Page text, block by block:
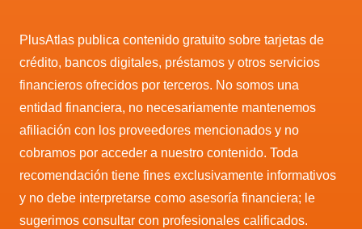
PlusAtlas publica contenido gratuito sobre tarjetas de
crédito, bancos digitales, préstamos y otros servicios
financieros ofrecidos por terceros. No somos una
entidad financiera, no necesariamente mantenemos
afiliación con los proveedores mencionados y no
cobramos por acceder a nuestro contenido. Toda
recomendación tiene fines exclusivamente informativos
y no debe interpretarse como asesoría financiera; le
sugerimos consultar con profesionales calificados.